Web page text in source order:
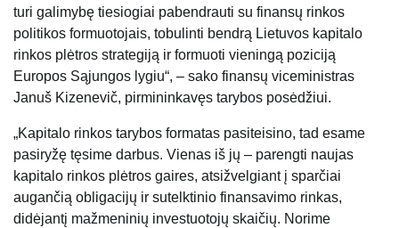
turi galimybę tiesiogiai pabendrauti su finansų rinkos
politikos formuotojais, tobulinti bendrą Lietuvos kapitalo
rinkos plėtros strategiją ir formuoti vieningą poziciją
Europos Sąjungos lygiu“, – sako finansų viceministras
Januš Kizenevič, pirmininkavęs tarybos posėdžiui.
„Kapitalo rinkos tarybos formatas pasiteisino, tad esame
pasiryžę tęsime darbus. Vienas iš jų – parengti naujas
kapitalo rinkos plėtros gaires, atsižvelgiant į sparčiai
augančią obligacijų ir sutelktinio finansavimo rinkas,
didėjantį mažmeninių investuotojų skaičių. Norime